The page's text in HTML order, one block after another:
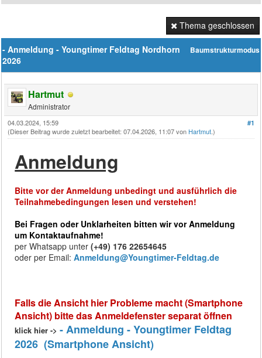
Thema geschlossen
Baumstrukturmodus
- Anmeldung - Youngtimer Feldtag Nordhorn
2026
Hartmut
Administrator
#1
04.03.2024, 15:59
(Dieser Beitrag wurde zuletzt bearbeitet: 07.04.2026, 11:07 von Hartmut.)
Anmeldung
Bitte vor der Anmeldung unbedingt und ausführlich die
Teilnahmebedingungen lesen und verstehen!
Bei Fragen oder Unklarheiten bitten wir vor Anmeldung
um Kontaktaufnahme!
per Whatsapp unter(+49) 176 22654645
oder per Email:Anmeldung@Youngtimer-Feldtag.de
Falls die Ansicht hier Probleme macht (Smartphone
Ansicht) bitte das Anmeldefenster separat öffnen
klick hier -> - Anmeldung - Youngtimer Feldtag
2026 (Smartphone Ansicht)